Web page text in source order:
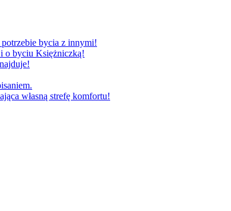
bycia z innymi!
byciu Księżniczką!
własną strefę komfortu!